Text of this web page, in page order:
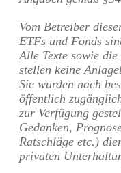
Vom Betreiber
ETFs und Fonds
Alle Texte sowie
stellen keine
Sie wurden nach
öffentlich
zur Verfügung
Gedanken,
Ratschläge etc.)
privaten